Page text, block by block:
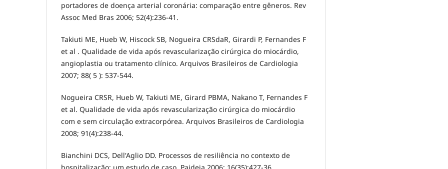
portadores de doença arterial coronária: comparação entre gêneros. Rev
Assoc Med Bras 2006; 52(4):236-41.
Takiuti ME, Hueb W, Hiscock SB, Nogueira CRSdaR, Girardi P, Fernandes F
et al . Qualidade de vida após revascularização cirúrgica do miocárdio,
angioplastia ou tratamento clínico. Arquivos Brasileiros de Cardiologia
2007; 88( 5 ): 537-544.
Nogueira CRSR, Hueb W, Takiuti ME, Girard PBMA, Nakano T, Fernandes F
et al. Qualidade de vida após revascularização cirúrgica do miocárdio
com e sem circulação extracorpórea. Arquivos Brasileiros de Cardiologia
2008; 91(4):238-44.
Bianchini DCS, Dell'Aglio DD. Processos de resiliência no contexto de